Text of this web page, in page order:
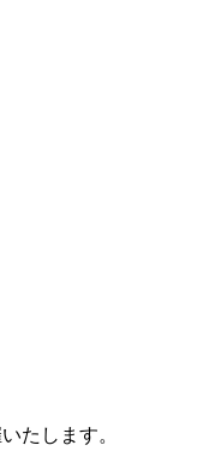
たします。